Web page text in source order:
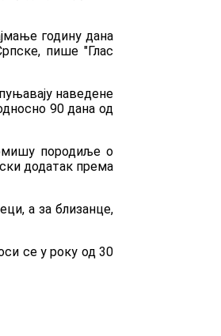
годину дана
пише "Глас
наведене
90 дана од
породиље о
додатак према
а за близанце,
се у року од 30